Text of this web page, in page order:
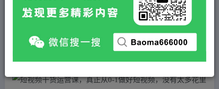
黄金会员 2 超级会员(永久VIP) 免费
站长QQ：1970819299